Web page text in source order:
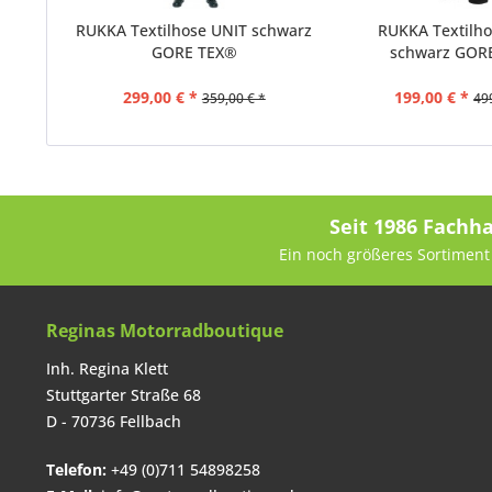
RUKKA Textilhose UNIT schwarz
GORE TEX®
299,00 € * 359,00 € *
RUKKA
schwarz
199,00 € *
Seit 1986
Ein noch größeres
Reginas Motorradboutique
Inh. Regina Klett
Stuttgarter Straße 68
D - 70736 Fellbach
Telefon: +49 (0)711 54898258